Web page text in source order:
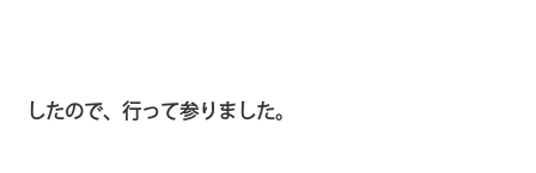
したので、行って参りました。